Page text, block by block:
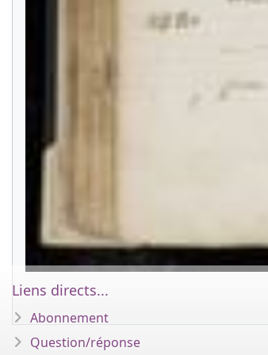
Liens directs...
Abonnement
Question/réponse